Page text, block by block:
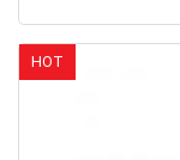
HOT